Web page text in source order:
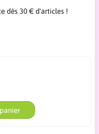
dès 30 € d'articles !